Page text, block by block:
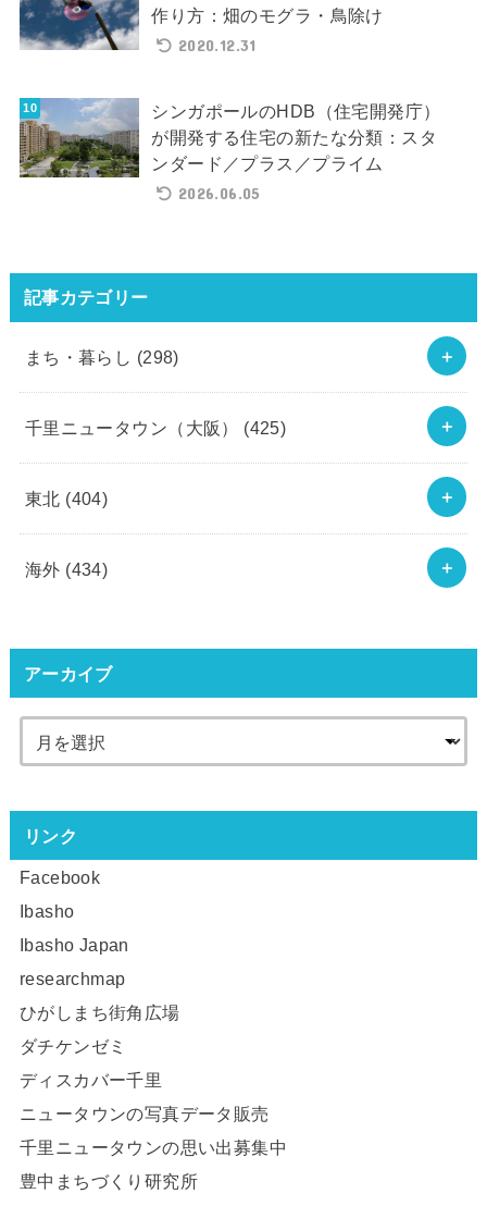
作り方：畑のモグラ・鳥除け
2020.12.31
シンガポールのHDB（住宅開発庁）
が開発する住宅の新たな分類：スタ
ンダード／プラス／プライム
2026.06.05
記事カテゴリー
まち・暮らし (298)
千里ニュータウン（大阪） (425)
東北 (404)
海外 (434)
アーカイブ
リンク
Facebook
Ibasho
Ibasho Japan
researchmap
ひがしまち街角広場
ダチケンゼミ
ディスカバー千里
ニュータウンの写真データ販売
千里ニュータウンの思い出募集中
豊中まちづくり研究所